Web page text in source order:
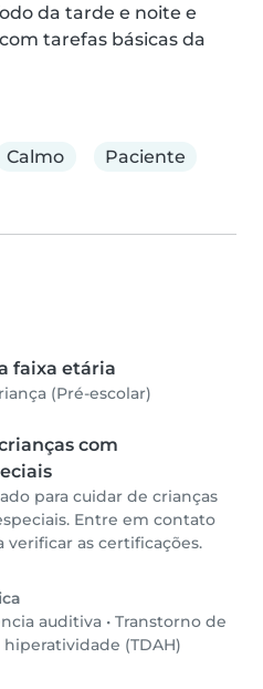
da tarde e noite e
tarefas básicas da
Calmo Paciente
faixa etária
(Pré-escolar)
com
para cuidar de crianças
Entre em contato
verificar as certificações.
auditiva • Transtorno de
(TDAH)